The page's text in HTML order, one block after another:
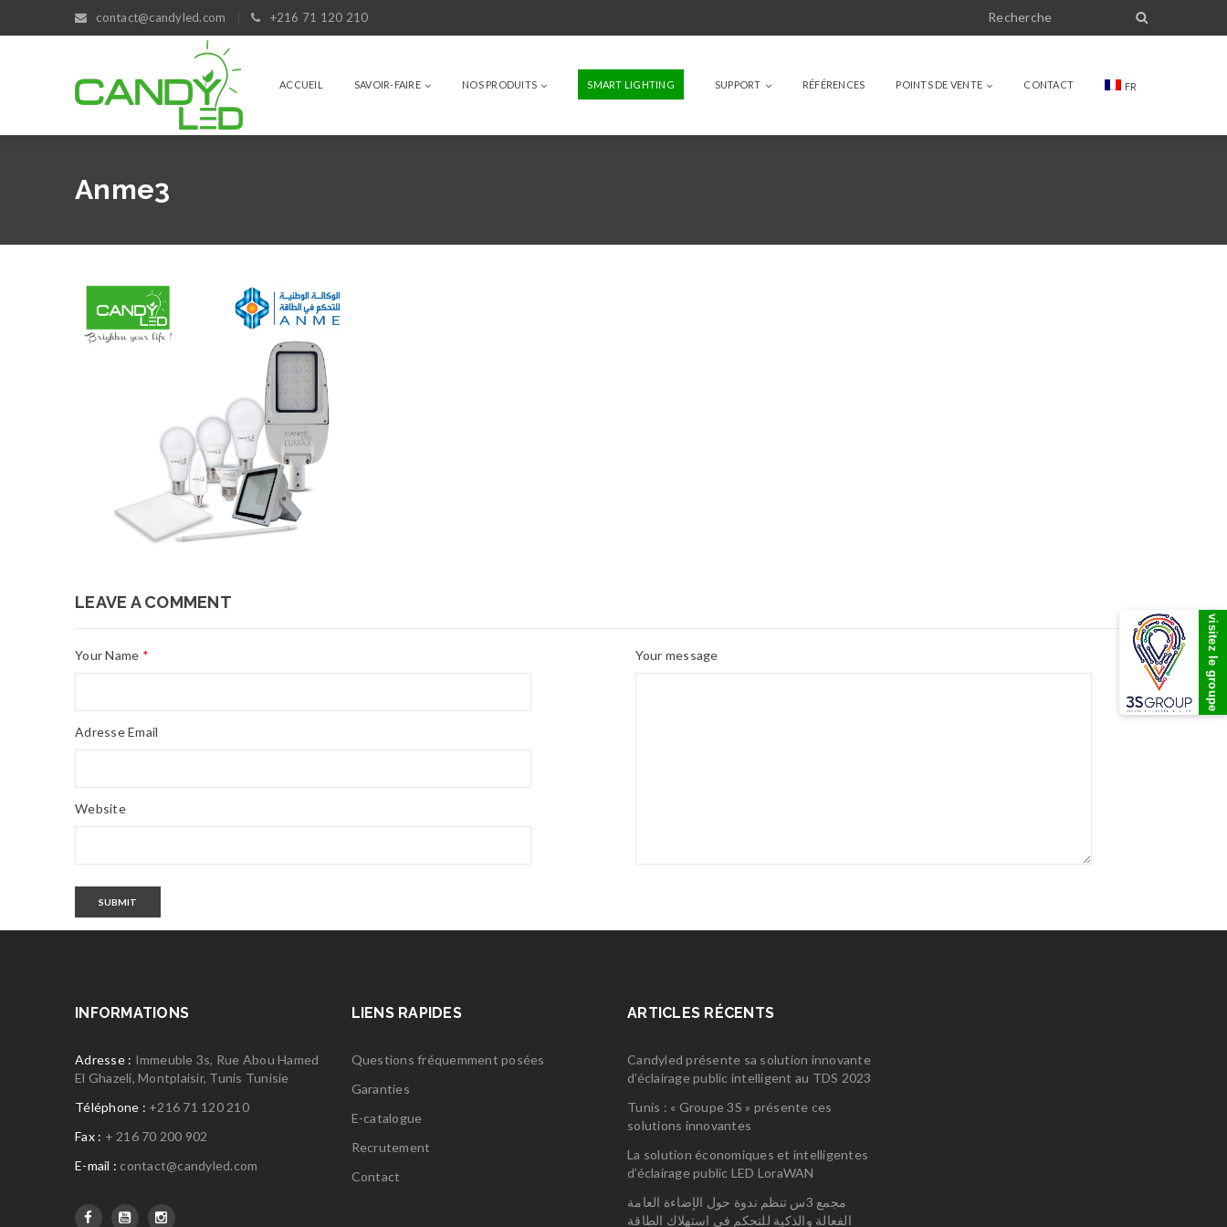
contact@candyled.com +216 71 120 210
ACCUEIL SAVOIR-FAIRE NOS PRODUITS SMART LIGHTING SUPPORT RÉFÉRENCES POINTS DE VENTE CONTACT FR
Anme3
LEAVE A COMMENT
Your Name *
Adresse Email
Website
Your message
SUBMIT
INFORMATIONS
Adresse : Immeuble 3s, Rue Abou Hamed
El Ghazeli, Montplaisir, Tunis Tunisie
Téléphone : +216 71 120 210
Fax : + 216 70 200 902
E-mail : contact@candyled.com
LIENS RAPIDES
Questions fréquemment posées
Garanties
E-catalogue
Recrutement
Contact
ARTICLES RÉCENTS
Candyled présente sa solution innovante
d’éclairage public intelligent au TDS 2023
Tunis : « Groupe 3S » présente ces
solutions innovantes
La solution économiques et intelligentes
d’éclairage public LED LoraWAN
مجمع 3س تنظم ندوة حول الإضاءة العامة
الفعالة والذكية للتحكم في استهلاك الطاقة
visitez le groupe